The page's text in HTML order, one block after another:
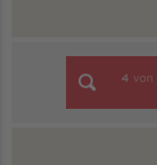
4 von